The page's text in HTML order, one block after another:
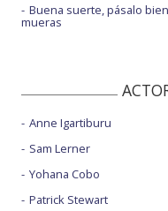
Buena suerte, pásalo
mueras
Anne Igartiburu
Sam Lerner
Yohana Cobo
Patrick Stewart